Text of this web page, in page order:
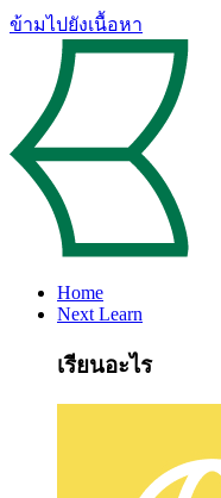
ข้ามไปยังเนื้อหา
Home
Next Learn
เรียนอะไร